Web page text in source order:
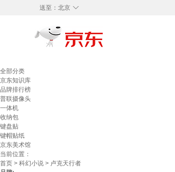
◇
送至： 北京
全部分类
京东知识库
品牌排行榜
普联摄像头
一体机
收纳包
键盘贴
键帽贴纸
京东美术馆
当前位置：
首页 > 科幻小说 > 卢克天行者